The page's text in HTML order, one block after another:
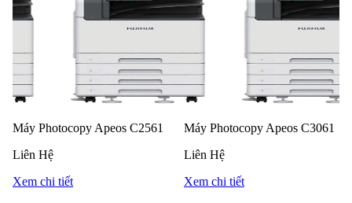
Máy Photocopy Apeos C2561
Liên Hệ
Xem chi tiết
Máy Photocopy Apeos C3061
Liên Hệ
Xem chi tiết